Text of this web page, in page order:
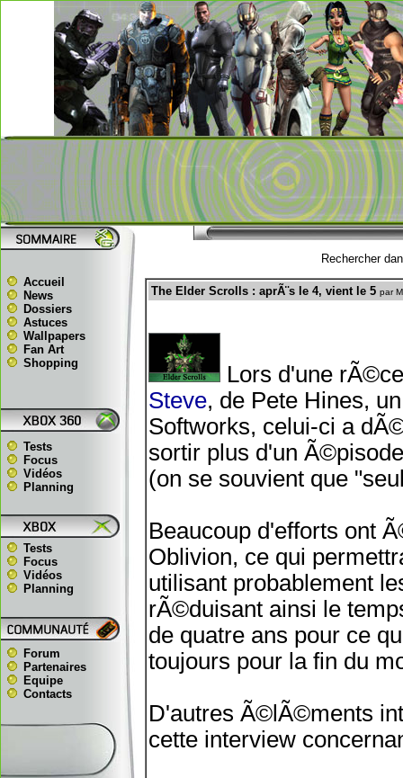
Accueil
News
Dossiers
Astuces
Wallpapers
Fan Art
Shopping
Tests
Focus
Vidéos
Planning
Tests
Focus
Vidéos
Planning
Forum
Partenaires
Equipe
Contacts
Rechercher
The Elder Scrolls : aprÃ¨s le 4, vient le 5 par
Lors d'une
Steve, de Pete Hines,
Softworks, celui-ci a
sortir plus d'un
(on se souvient que
Beaucoup d'efforts ont
Oblivion, ce qui
utilisant probablement
rÃ©duisant ainsi le
de quatre ans pour ce
toujours pour la fin du
D'autres Ã©lÃ©ments
cette interview